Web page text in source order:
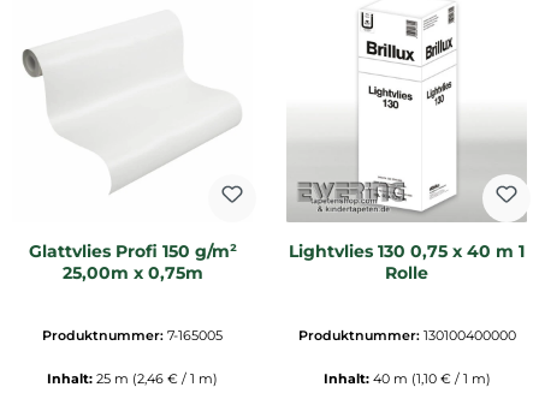
Glattvlies Profi 150 g/m²
25,00m x 0,75m
Produktnummer: 7-165005
Inhalt: 25 m (2,46 € / 1 m)
Lightvlies 130 0,75 x 40 m 1
Rolle
Produktnummer: 130100400000
Inhalt: 40 m (1,10 € / 1 m)